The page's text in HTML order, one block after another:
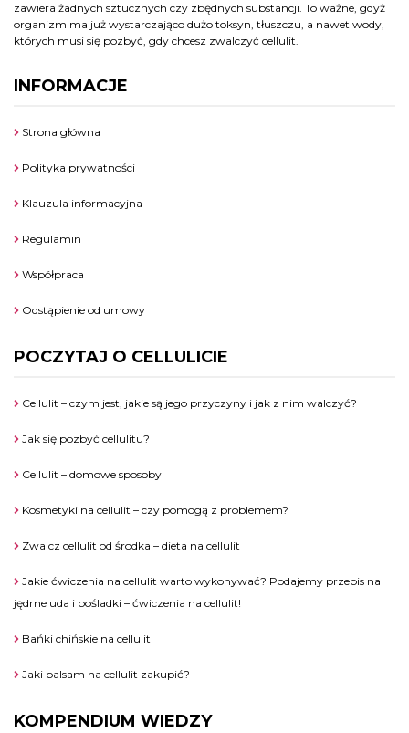
zawiera żadnych sztucznych czy zbędnych substancji. To ważne, gdyż
organizm ma już wystarczająco dużo toksyn, tłuszczu, a nawet wody,
których musi się pozbyć, gdy chcesz zwalczyć cellulit.
INFORMACJE
Strona główna
Polityka prywatności
Klauzula informacyjna
Regulamin
Współpraca
Odstąpienie od umowy
POCZYTAJ O CELLULICIE
Cellulit – czym jest, jakie są jego przyczyny i jak z nim walczyć?
Jak się pozbyć cellulitu?
Cellulit – domowe sposoby
Kosmetyki na cellulit – czy pomogą z problemem?
Zwalcz cellulit od środka – dieta na cellulit
Jakie ćwiczenia na cellulit warto wykonywać? Podajemy przepis na
jędrne uda i pośladki – ćwiczenia na cellulit!
Bańki chińskie na cellulit
Jaki balsam na cellulit zakupić?
KOMPENDIUM WIEDZY